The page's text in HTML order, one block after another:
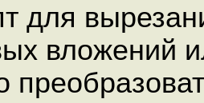
для
вложений